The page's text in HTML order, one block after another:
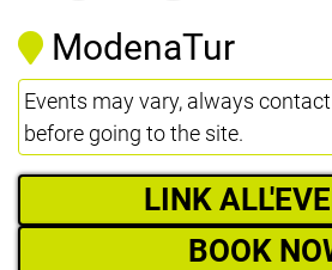
ModenaTur
Events may vary, always
before going to the site.
LINK
BOOK